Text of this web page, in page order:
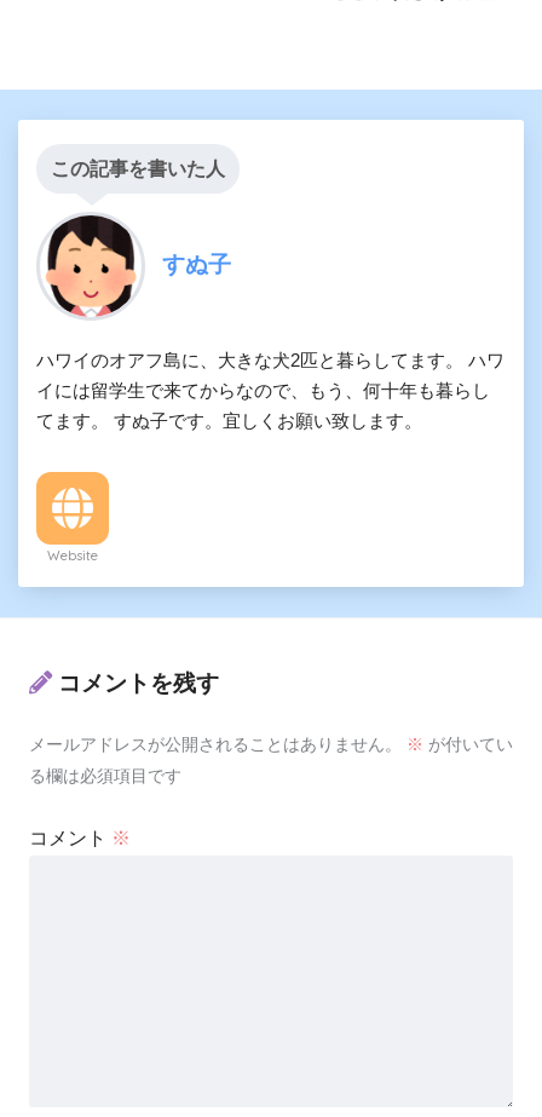
この記事を書いた人
すぬ子
ハワイのオアフ島に、大きな犬2匹と暮らしてます。 ハワ
イには留学生で来てからなので、もう、何十年も暮らし
てます。 すぬ子です。宜しくお願い致します。
Website
コメントを残す
メールアドレスが公開されることはありません。 ※ が付いてい
る欄は必須項目です
コメント ※